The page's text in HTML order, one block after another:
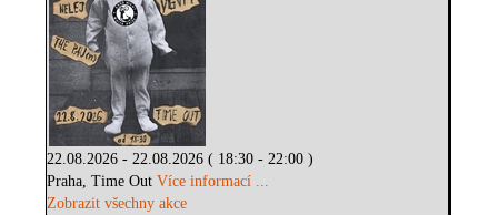
22.08.2026 - 22.08.2026 ( 18:30 - 22:00 )
Praha, Time OutVíce informací ...
Zobrazit všechny akce